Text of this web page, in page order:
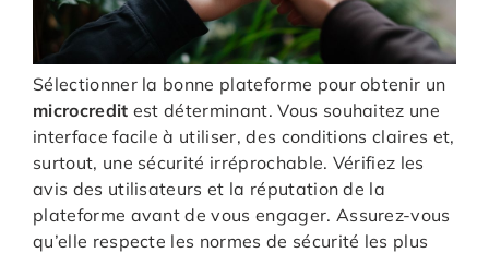
Sélectionner la bonne plateforme pour obtenir un
microcredit est déterminant. Vous souhaitez une
interface facile à utiliser, des conditions claires et,
surtout, une sécurité irréprochable. Vérifiez les
avis des utilisateurs et la réputation de la
plateforme avant de vous engager. Assurez-vous
qu’elle respecte les normes de sécurité les plus